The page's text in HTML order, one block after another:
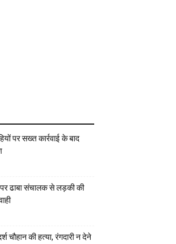
पर सख्त कार्रवाई के बाद
ढाबा संचालक से लड़की की
चौहान की हत्या, रंगदारी न देने